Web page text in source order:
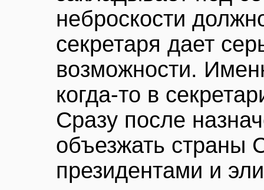
неброскости
секретаря дает
возможности.
когда-то в
Сразу после
объезжать страны
президентами и